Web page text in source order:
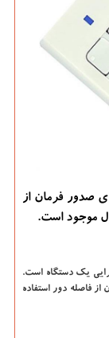
صدور فرمان از
موجود است.
یک دستگاه است.
فاصله دور استفاده